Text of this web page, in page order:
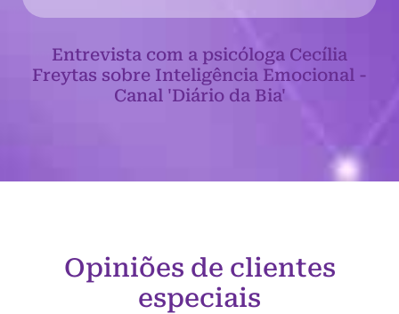
Entrevista com a psicóloga Cecília
Freytas sobre Inteligência Emocional -
Canal 'Diário da Bia'
Opiniões de clientes
especiais